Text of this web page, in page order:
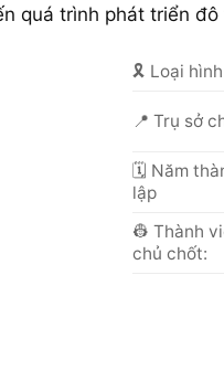
quá trình phát triển
🎗️ Loại hình
📍 Trụ sở
🗓 Năm
lập
👷 Thành
chủ chốt: